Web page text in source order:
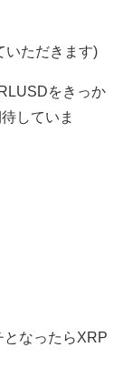
いただきます)
をきっか
していま
なったらXRP